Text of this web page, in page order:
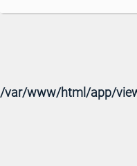
/var/www/html/app/